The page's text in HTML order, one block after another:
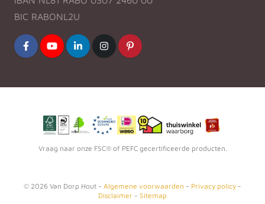
BIC RABONL2U
Vraag naar onze FSC® of PEFC gecertificeerde producten.
© 2026 Van Dorp Hout - Algemene voorwaarden - Privacy policy -
Disclaimer - Sitemap